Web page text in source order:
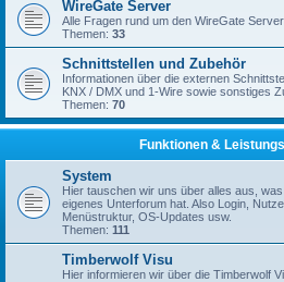
WireGate Server
Alle Fragen rund um den WireGate Server
Themen: 33
Schnittstellen und Zubehör
Informationen über die externen
KNX / DMX und 1-Wire sowie sonstiges
Themen: 70
Funktionen &
System
Hier tauschen wir uns über alles aus,
eigenes Unterforum hat. Also Login,
Menüstruktur, OS-Updates usw.
Themen: 111
Timberwolf Visu
Hier informieren wir über die Timberwolf